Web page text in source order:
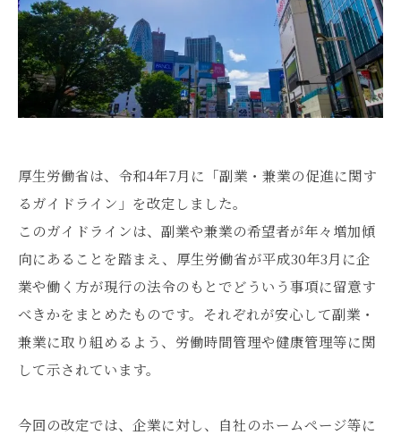
厚生労働省は、令和4年7月に「副業・兼業の促進に関す
るガイドライン」を改定しました。
このガイドラインは、副業や兼業の希望者が年々増加傾
向にあることを踏まえ、厚生労働省が平成30年3月に企
業や働く方が現行の法令のもとでどういう事項に留意す
べきかをまとめたものです。それぞれが安心して副業・
兼業に取り組めるよう、労働時間管理や健康管理等に関
して示されています。
今回の改定では、企業に対し、自社のホームページ等に